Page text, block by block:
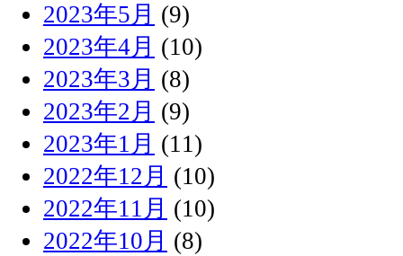
2023年5月 (9)
2023年4月 (10)
2023年3月 (8)
2023年2月 (9)
2023年1月 (11)
2022年12月 (10)
2022年11月 (10)
2022年10月 (8)